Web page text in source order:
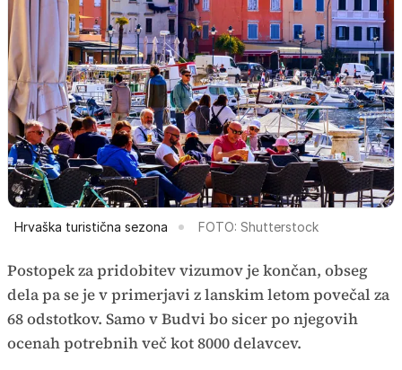
Hrvaška turistična sezona FOTO: Shutterstock
Postopek za pridobitev vizumov je končan, obseg
dela pa se je v primerjavi z lanskim letom povečal za
68 odstotkov. Samo v Budvi bo sicer po njegovih
ocenah potrebnih več kot 8000 delavcev.